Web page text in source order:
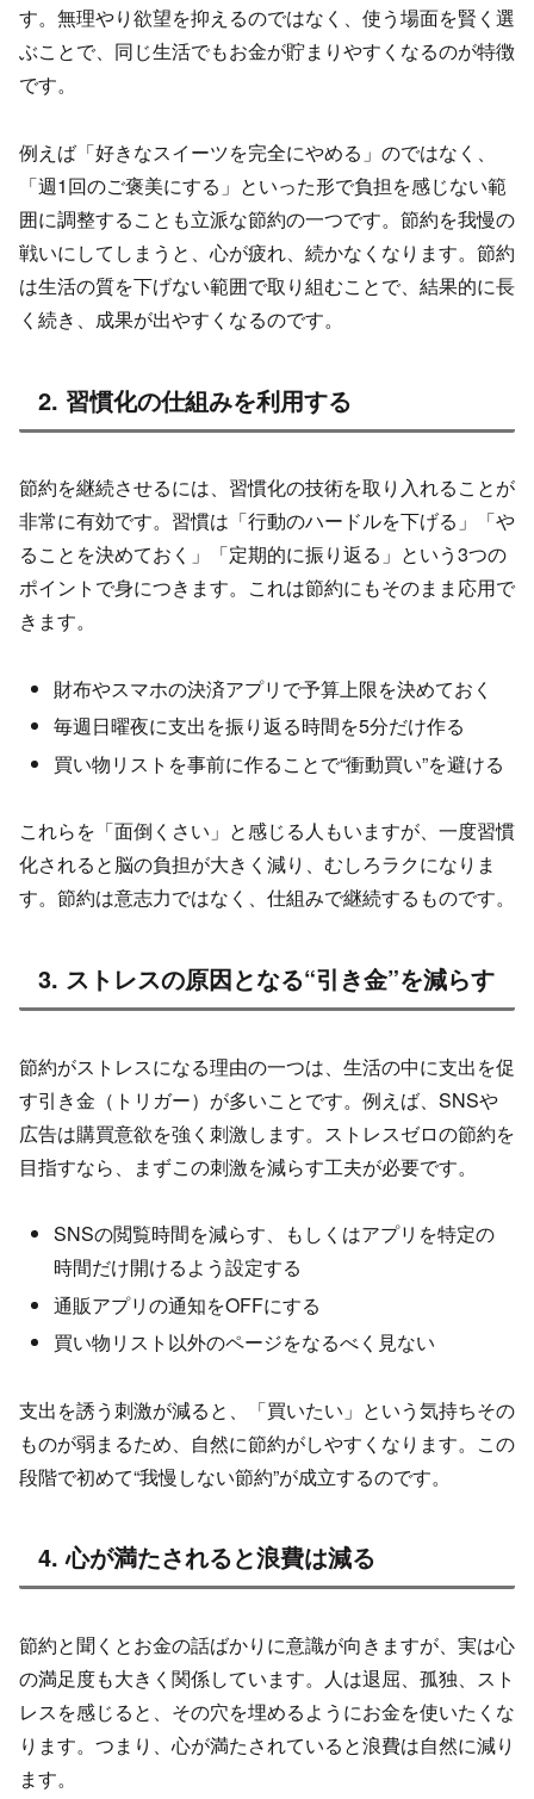
す。無理やり欲望を抑えるのではなく、使う場面を賢く選
ぶことで、同じ生活でもお金が貯まりやすくなるのが特徴
です。
例えば「好きなスイーツを完全にやめる」のではなく、
「週1回のご褒美にする」といった形で負担を感じない範
囲に調整することも立派な節約の一つです。節約を我慢の
戦いにしてしまうと、心が疲れ、続かなくなります。節約
は生活の質を下げない範囲で取り組むことで、結果的に長
く続き、成果が出やすくなるのです。
2. 習慣化の仕組みを利用する
節約を継続させるには、習慣化の技術を取り入れることが
非常に有効です。習慣は「行動のハードルを下げる」「や
ることを決めておく」「定期的に振り返る」という3つの
ポイントで身につきます。これは節約にもそのまま応用で
きます。
財布やスマホの決済アプリで予算上限を決めておく
毎週日曜夜に支出を振り返る時間を5分だけ作る
買い物リストを事前に作ることで“衝動買い”を避ける
これらを「面倒くさい」と感じる人もいますが、一度習慣
化されると脳の負担が大きく減り、むしろラクになりま
す。節約は意志力ではなく、仕組みで継続するものです。
3. ストレスの原因となる“引き金”を減らす
節約がストレスになる理由の一つは、生活の中に支出を促
す引き金（トリガー）が多いことです。例えば、SNSや
広告は購買意欲を強く刺激します。ストレスゼロの節約を
目指すなら、まずこの刺激を減らす工夫が必要です。
SNSの閲覧時間を減らす、もしくはアプリを特定の
時間だけ開けるよう設定する
通販アプリの通知をOFFにする
買い物リスト以外のページをなるべく見ない
支出を誘う刺激が減ると、「買いたい」という気持ちその
ものが弱まるため、自然に節約がしやすくなります。この
段階で初めて“我慢しない節約”が成立するのです。
4. 心が満たされると浪費は減る
節約と聞くとお金の話ばかりに意識が向きますが、実は心
の満足度も大きく関係しています。人は退屈、孤独、スト
レスを感じると、その穴を埋めるようにお金を使いたくな
ります。つまり、心が満たされていると浪費は自然に減り
ます。